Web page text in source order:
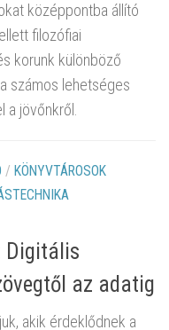
középpontba állító
filozófiai
korunk különböző
számos lehetséges
a jövőnkről.
/ KÖNYVTÁROSOK
Digitális
az adatig
akik érdeklődnek a